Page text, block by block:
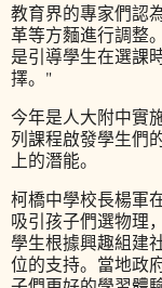
教育界的專家們認
革等方麵進行調整
是引導學生在選課
擇。"
今年是人大附中實
列課程啟發學生們
上的潛能。
柯橋中學校長楊軍
吸引孩子們選物理
學生根據興趣組建
位的支持。當地政